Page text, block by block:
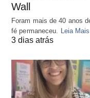
Wall
Foram mais de 40 anos
fé permaneceu. Leia Mais
3 dias atrás